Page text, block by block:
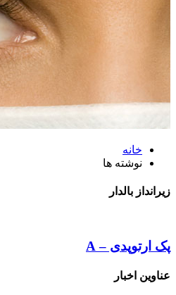
خانه
نوشته ها
زیرانداز بالدار
پک ارتوپدی – A
عناوین اخبار